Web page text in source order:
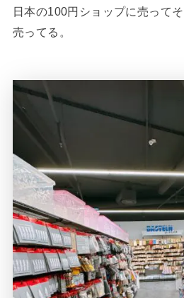
日本の100円ショップに売って
売ってる。